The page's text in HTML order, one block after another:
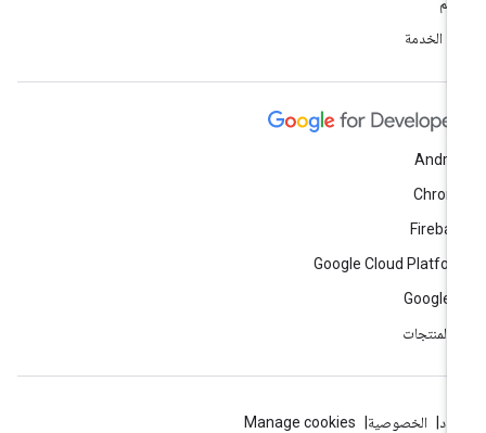
الخدمة
Google Cloud
Google
المنتجات
الخصوصية Manage cookies